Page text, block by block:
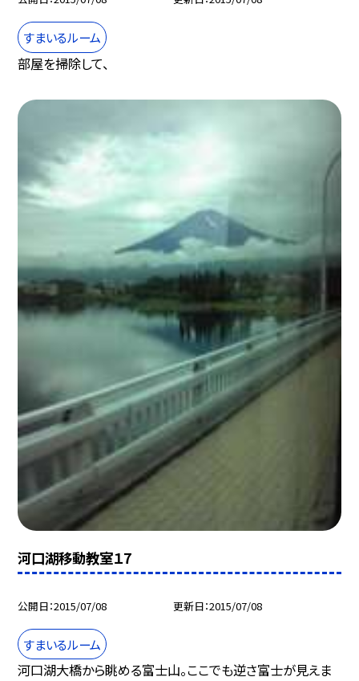
すまいるルーム
部屋を掃除して、
河口湖移動教室１7
公開日 2015/07/08 更新日 2015/07/08
すまいるルーム
河口湖大橋から眺める富士山。ここでも逆さ富士が見えま